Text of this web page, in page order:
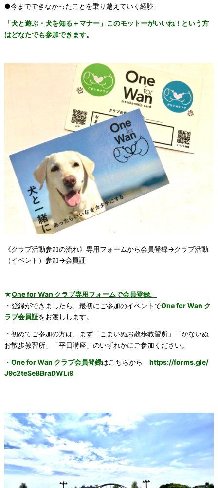
●今までできなかったことを乗り越えていく経験
「犬と遊ぶ・犬を知る＋マナー」このモットーがいいね！という方
はどなたでも参加できます。
《クラブ活動参加の流れ》専用フォームから会員登録→クラブ活動
（イベント）参加→会員証
★One for Wan クラブ専用フォームで会員登録。
・登録ができましたら、 最初にご参加のイベント でOne for Wan ク
ラブ会員証をお渡しします。
・初めてご参加の方は、まず「こまいぬお散歩教習所」「かないぬ
お散歩教習所」「平日講座」のいずれかにご参加ください。
・ One for Wan クラブ会員登録はこちらから https://forms.gle/
J9c2teSe8BraDWLi9